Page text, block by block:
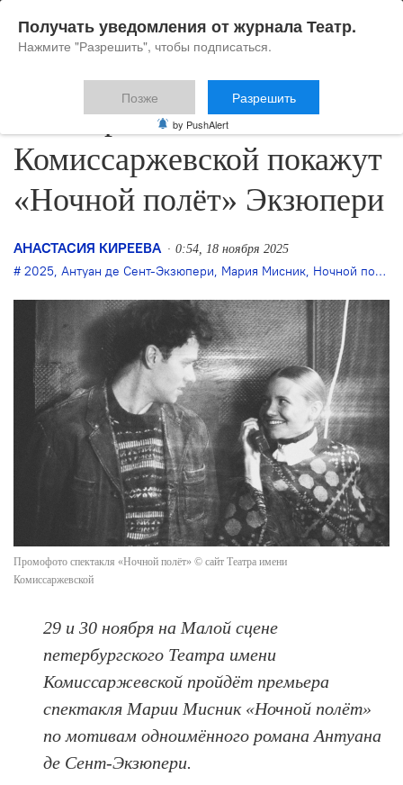
В Театре имени
Комиссаржевской покажут
«Ночной полёт» Экзюпери
АНАСТАСИЯ КИРЕЕВА 0:54, 18 ноября 2025
2025, Антуан де Сент-Экзюпери, Мария Мисник, Ночной полёт
Промофото спектакля «Ночной полёт» © сайт Театра имени
Комиссаржевской
29 и 30 ноября на Малой сцене
петербургского Театра имени
Комиссаржевской пройдёт премьера
спектакля Марии Мисник «Ночной полёт»
по мотивам одноимённого романа Антуана
де Сент-Экзюпери.
Получать уведомления от журнала Театр.
Нажмите "Разрешить", чтобы подписаться.
Позже Разрешить
by PushAlert